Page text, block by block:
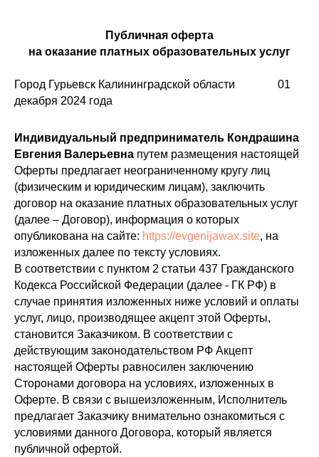
Публичная оферта
на оказание платных образовательных услуг
Город Гурьевск Калининградской области 01
декабря 2024 года
И ндивидуальный предприниматель Кондрашина
Евгения Валерьевна путем размещения настоящей
Оферты предлагает неограниченному кругу лиц
(физическим и юридическим лицам), заключить
договор на оказание платных образовательных услуг
(далее – Договор), информация о которых
опубликована на сайте: https://evgenijawax.site, на
изложенных далее по тексту условиях.
В соответствии с пунктом 2 статьи 437 Гражданского
Кодекса Российской Федерации (далее - ГК РФ) в
случае принятия изложенных ниже условий и оплаты
услуг, лицо, производящее акцепт этой Оферты,
становится Заказчиком. В соответствии с
действующим законодательством РФ Акцепт
настоящей Оферты равносилен заключению
Сторонами договора на условиях, изложенных в
Оферте. В связи с вышеизложенным, Исполнитель
предлагает Заказчику внимательно ознакомиться с
условиями данного Договора, который является
публичной офертой.